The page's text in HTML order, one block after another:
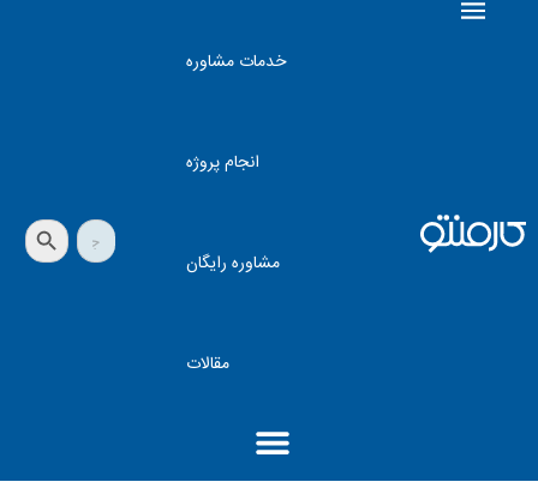
خدمات مشاوره
انجام پروژه
مشاوره رایگان
مقالات
جستجو
برای:
دکمه جستجو